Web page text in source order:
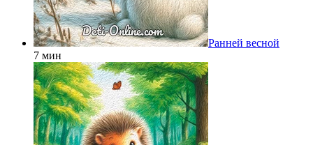
Ранней весной
7 мин